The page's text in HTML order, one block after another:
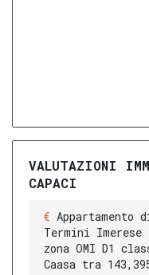
VALUTAZIONI
CAPACI
Appartamento
Termini
zona OMI D1
Caasa tra